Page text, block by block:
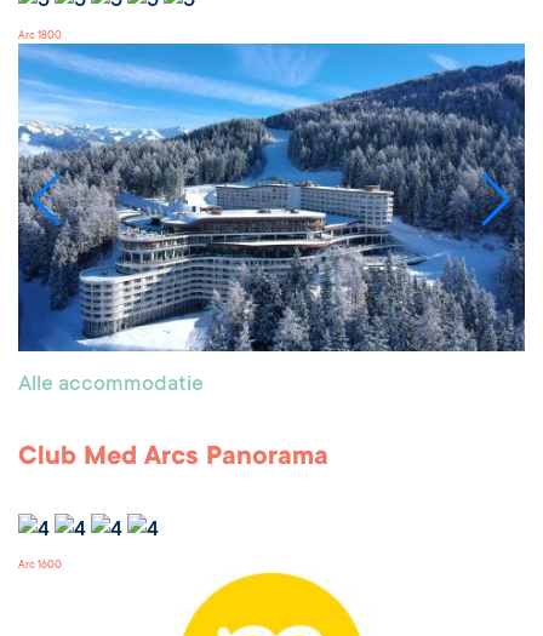
Arc 1800
Alle accommodatie
Club Med Arcs Panorama
Arc 1600